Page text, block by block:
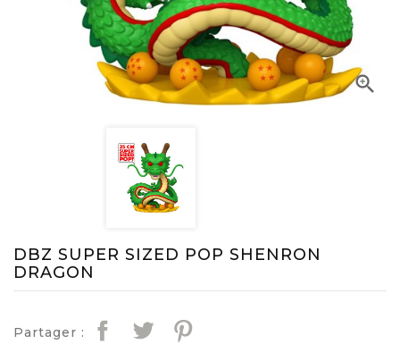

DBZ SUPER SIZED POP SHENRON
DRAGON
Partager :